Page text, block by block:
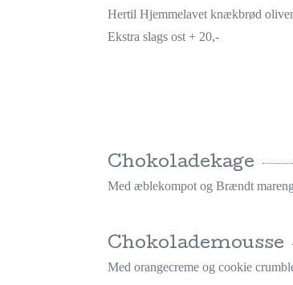
Hertil Hjemmelavet knækbrød
Ekstra slags ost + 20,-
Chokoladekage
Med æblekompot og Brændt
Chokolademousse
Med orangecreme og cookie